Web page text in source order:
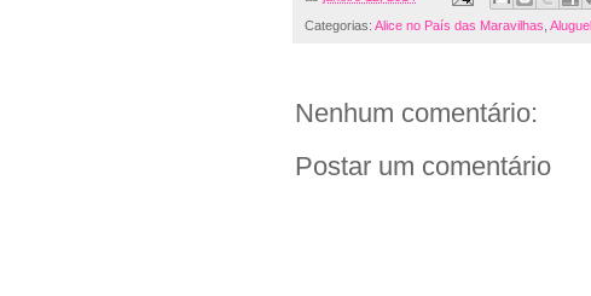
Categorias: Alice no País das Maravilhas, Aluguel
Nenhum comentário:
Postar um comentário